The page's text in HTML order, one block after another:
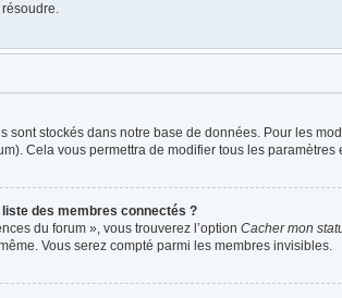
sont stockés dans notre base de données. Pour les
Cela vous permettra de modifier tous les paramètres
des membres connectés ?
du forum », vous trouverez l’option Cacher mon
Vous serez compté parmi les membres invisibles.